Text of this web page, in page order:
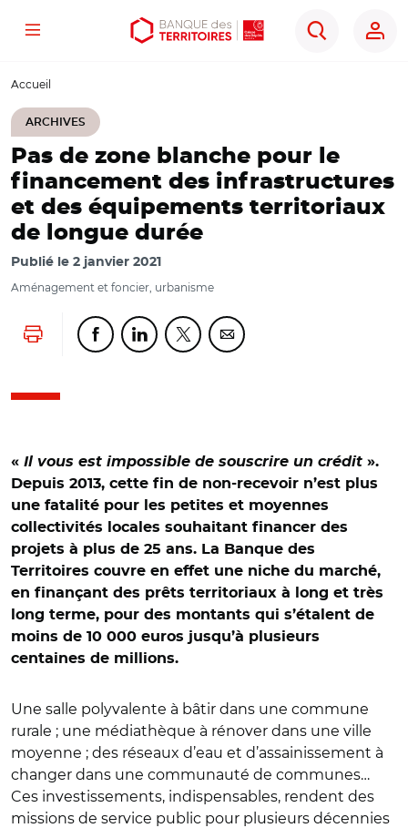
Aller
contenu
Aller
menu
Ouvrir
outils
Menu
Rechercher
Accueil
ARCHIVES
Pas de zone blanche pour le
financement des infrastructures
et des équipements territoriaux
de longue durée
Publié le 2 janvier 2021
Aménagement et foncier, urbanisme
Lancer l'impressionPartager cette page sur Facebook
Partager cette page sur Linkedin
Partager cette page sur Twitter
Partager cette page sur
« Il vous est impossible de souscrire un crédit ».
Depuis 2013, cette fin de non-recevoir n’est plus
une fatalité pour les petites et moyennes
collectivités locales souhaitant financer des
projets à plus de 25 ans. La Banque des
Territoires couvre en effet une niche du marché,
en finançant des prêts territoriaux à long et très
long terme, pour des montants qui s’étalent de
moins de 10 000 euros jusqu’à plusieurs
centaines de millions.
Une salle polyvalente à bâtir dans une commune
rurale ; une médiathèque à rénover dans une ville
moyenne ; des réseaux d’eau et d’assainissement à
changer dans une communauté de communes…
Ces investissements, indispensables, rendent des
missions de service public pour plusieurs décennies